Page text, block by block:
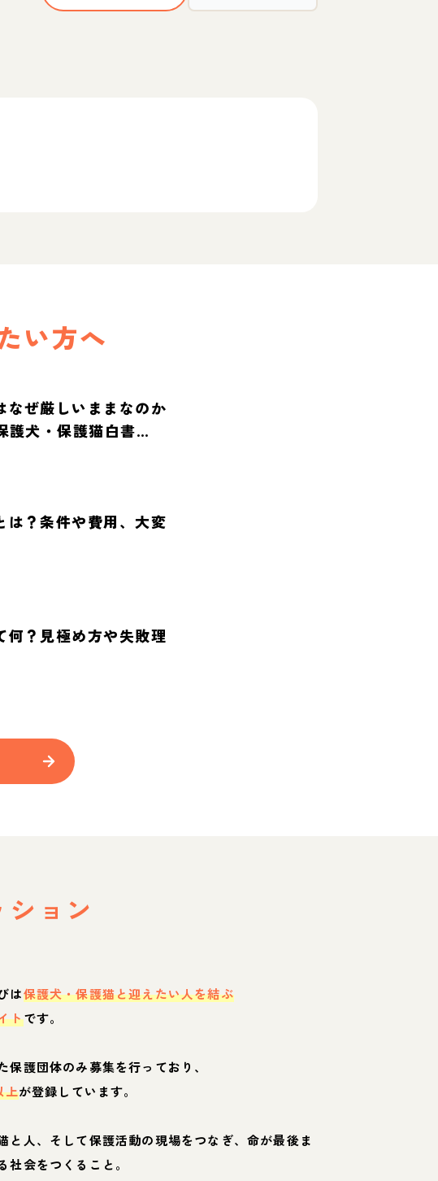
い方へ
なぜ厳しいままなのか
護犬・保護猫白書
は？条件や費用、大変
何？見極め方や失敗理
ション
は保護犬・保護猫と迎えたい人を結ぶ
トです。
保護団体のみ募集を行っており、
上が登録しています。
と人、そして保護活動の現場をつなぎ、命が最後ま
社会をつくること。